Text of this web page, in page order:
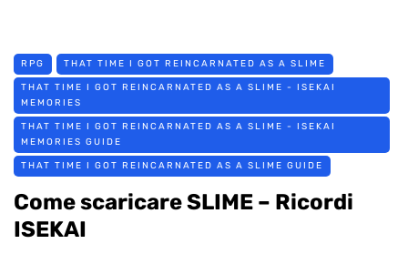
RPG THAT TIME I GOT REINCARNATED AS A SLIME
THAT TIME I GOT REINCARNATED AS A SLIME - ISEKAI
MEMORIES
THAT TIME I GOT REINCARNATED AS A SLIME - ISEKAI
MEMORIES GUIDE
THAT TIME I GOT REINCARNATED AS A SLIME GUIDE
Come scaricare SLIME – Ricordi
ISEKAI